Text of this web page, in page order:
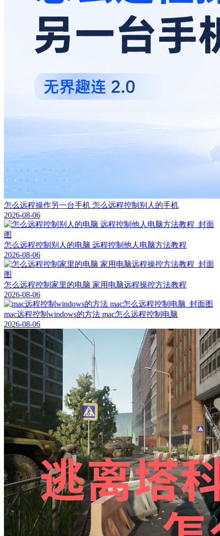
怎么远程操作另一台手机 怎么远程控制别人的手机
2026-08-06
怎么远程控制别人的电脑 远程控制他人电脑方法教程
2026-08-06
怎么远程控制家里的电脑 家用电脑远程操控方法教程
2026-08-06
mac远程控制windows的方法 mac怎么远程控制电脑
2026-08-06